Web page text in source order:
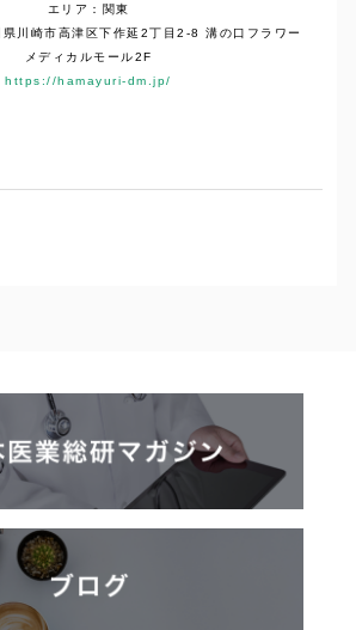
エリア：関東
川崎市高津区下作延2丁目2-8 溝の口フラワー
メディカルモール2F
https://hamayuri-dm.jp/